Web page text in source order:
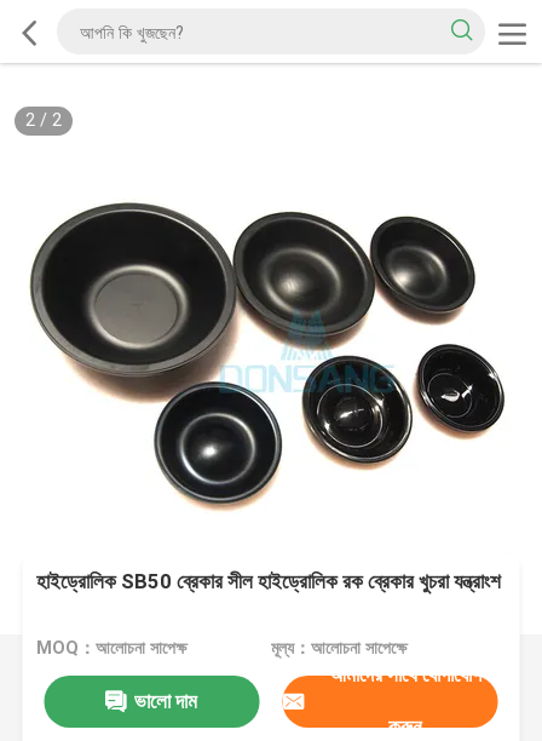
2/ 2
হাইড্রোলিক SB50 ব্রেকার সীল হাইড্রোলিক রক ব্রেকার খুচরা যন্ত্রাংশ
MOQ：আলোচনা সাপেক্ষ মূল্য：আলোচনা সাপেক্ষে
ভালো দাম
আমাদের সাথে যোগাযোগ
করুন